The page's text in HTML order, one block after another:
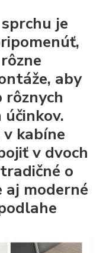
je
aby
rôznych
kabíne
v dvoch
o
aj moderné